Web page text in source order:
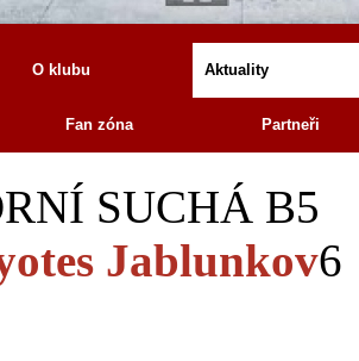
13:40
SUCHÁ B5
Jablunkov6
O klubu Aktuality
Fan zóna Partneři